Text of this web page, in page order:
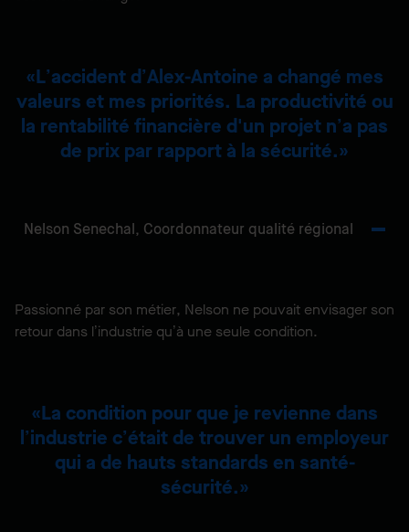
L’accident d’Alex-Antoine a changé mes
valeurs et mes priorités. La productivité ou
la rentabilité financière d'un projet n’a pas
de prix par rapport à la sécurité.
Nelson Senechal, Coordonnateur qualité régional
Passionné par son métier, Nelson ne pouvait envisager son
retour dans l’industrie qu’à une seule condition.
La condition pour que je revienne dans
l’industrie c’était de trouver un employeur
qui a de hauts standards en santé-
sécurité.